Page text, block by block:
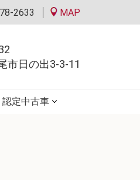
2633 MAP
市日の出3-3-11
認定中古車